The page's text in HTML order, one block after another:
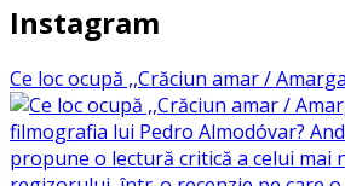
Instagram
Ce loc ocupă ,,Crăciun amar /